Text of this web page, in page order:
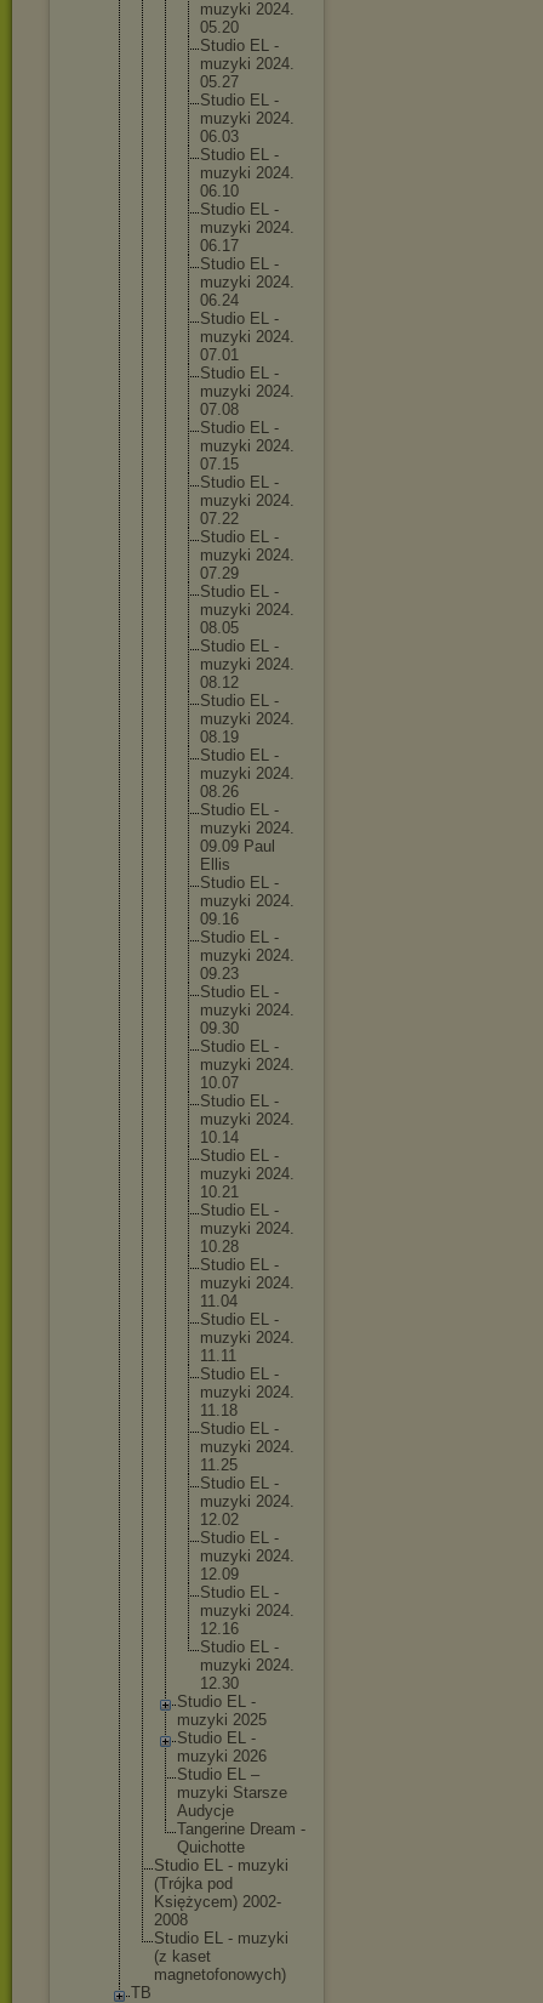
muzyki 2024.
05.20
Studio EL -
muzyki 2024.
05.27
Studio EL -
muzyki 2024.
06.03
Studio EL -
muzyki 2024.
06.10
Studio EL -
muzyki 2024.
06.17
Studio EL -
muzyki 2024.
06.24
Studio EL -
muzyki 2024.
07.01
Studio EL -
muzyki 2024.
07.08
Studio EL -
muzyki 2024.
07.15
Studio EL -
muzyki 2024.
07.22
Studio EL -
muzyki 2024.
07.29
Studio EL -
muzyki 2024.
08.05
Studio EL -
muzyki 2024.
08.12
Studio EL -
muzyki 2024.
08.19
Studio EL -
muzyki 2024.
08.26
Studio EL -
muzyki 2024.
09.09 Paul
Ellis
Studio EL -
muzyki 2024.
09.16
Studio EL -
muzyki 2024.
09.23
Studio EL -
muzyki 2024.
09.30
Studio EL -
muzyki 2024.
10.07
Studio EL -
muzyki 2024.
10.14
Studio EL -
muzyki 2024.
10.21
Studio EL -
muzyki 2024.
10.28
Studio EL -
muzyki 2024.
11.04
Studio EL -
muzyki 2024.
11.11
Studio EL -
muzyki 2024.
11.18
Studio EL -
muzyki 2024.
11.25
Studio EL -
muzyki 2024.
12.02
Studio EL -
muzyki 2024.
12.09
Studio EL -
muzyki 2024.
12.16
Studio EL -
muzyki 2024.
12.30
Studio EL -
muzyki 2025
Studio EL -
muzyki 2026
Studio EL –
muzyki Starsze
Audycje
Tangerine Dream -
Quichotte
Studio EL - muzyki
(Trójka pod
Księżycem) 2002-
2008
Studio EL - muzyki
(z kaset
magnetofonowych)
TB